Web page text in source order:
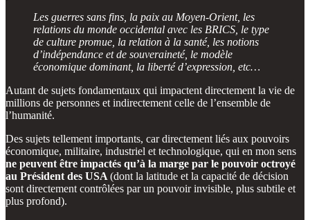
Les guerres sans fins, la paix au Moyen-Orient, les
relations du monde occidental avec les BRICS, le type
de culture promue, la relation à la santé, les notions
d’indépendance et de souveraineté, le modèle
économique dominant, la liberté d’expression, etc…
Autant de sujets fondamentaux qui impactent directement la vie de
millions de personnes et indirectement celle de l’ensemble de
l’humanité.
Des sujets tellement importants, car directement liés aux pouvoirs
économique, militaire, industriel et technologique, qui en mon sens
ne peuvent être impactés qu’à la marge par le pouvoir octroyé
au Président des USA (dont la latitude et la capacité de décision
sont directement contrôlées par un pouvoir invisible, plus subtile et
plus profond).